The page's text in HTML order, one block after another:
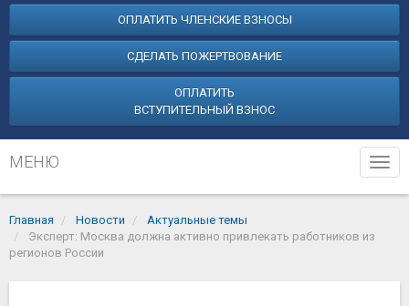
ОПЛАТИТЬ ЧЛЕНСКИЕ ВЗНОСЫ
СДЕЛАТЬ ПОЖЕРТВОВАНИЕ
ОПЛАТИТЬ
ВСТУПИТЕЛЬНЫЙ ВЗНОС
МЕНЮ
Главная Новости
Актуальные темы
Эксперт: Москва должна активно привлекать работников из
регионов России